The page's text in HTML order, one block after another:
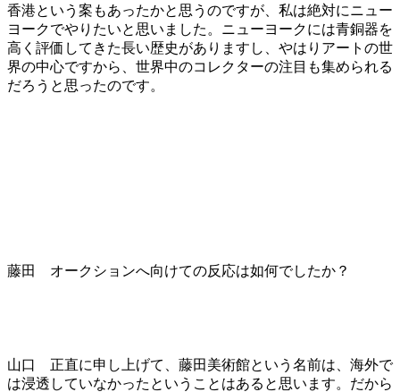
香港という案もあったかと思うのですが、私は絶対にニュー
ヨークでやりたいと思いました。ニューヨークには青銅器を
高く評価してきた長い歴史がありますし、やはりアートの世
界の中心ですから、世界中のコレクターの注目も集められる
だろうと思ったのです。
藤田 オークションへ向けての反応は如何でしたか？
山口 正直に申し上げて、藤田美術館という名前は、海外で
は浸透していなかったということはあると思います。だから